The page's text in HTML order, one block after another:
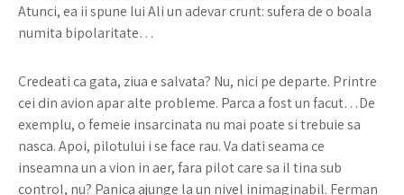
Atunci, ea ii spune lui Ali un adevar crunt: sufera de o boala
numita bipolaritate…
Credeati ca gata, ziua e salvata? Nu, nici pe departe. Printre
cei din avion apar alte probleme. Parca a fost un facut…De
exemplu, o femeie insarcinata nu mai poate si trebuie sa
nasca. Apoi, pilotului i se face rau. Va dati seama ce
inseamna un a vion in aer, fara pilot care sa il tina sub
control, nu? Panica ajunge la un nivel inimaginabil. Ferman